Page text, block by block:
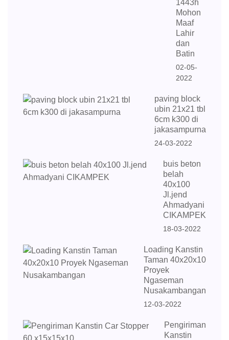
1443h
Mohon
Maaf
Lahir
dan
Batin
02-05-
2022
paving block
ubin 21x21 tbl
6cm k300 di
jakasampurna
24-03-2022
buis beton
belah
40x100
Jl.jend
Ahmadyani
CIKAMPEK
18-03-2022
Loading Kanstin
Taman 40x20x10
Proyek
Ngaseman
Nusakambangan
12-03-2022
Pengiriman
Kanstin